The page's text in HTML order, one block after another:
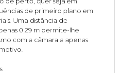
de primeiro plano em
Uma distância de
0,29 m permite-lhe
com a câmara a apenas